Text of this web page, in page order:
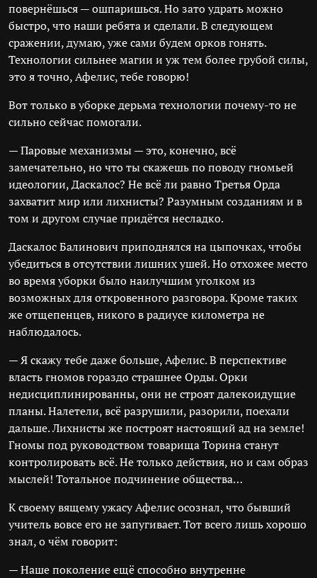
повернёшься — ошпаришься. Но зато удрать можно
быстро, что наши ребята и сделали. В следующем
сражении, думаю, уже сами будем орков гонять.
Технологии сильнее магии и уж тем более грубой силы,
это я точно, Афелис, тебе говорю!
Вот только в уборке дерьма технологии почему-то не
сильно сейчас помогали.
— Паровые механизмы — это, конечно, всё
замечательно, но что ты скажешь по поводу гномьей
идеологии, Даскалос? Не всё ли равно Третья Орда
захватит мир или лихнисты? Разумным созданиям и в
том и другом случае придётся несладко.
Даскалос Балинович приподнялся на цыпочках, чтобы
убедиться в отсутствии лишних ушей. Но отхожее место
во время уборки было наилучшим уголком из
возможных для откровенного разговора. Кроме таких
же отщепенцев, никого в радиусе километра не
наблюдалось.
— Я скажу тебе даже больше, Афелис. В перспективе
власть гномов гораздо страшнее Орды. Орки
недисциплинированны, они не строят далекоидущие
планы. Налетели, всё разрушили, разорили, поехали
дальше. Лихнисты же построят настоящий ад на земле!
Гномы под руководством товарища Торина станут
контролировать всё. Не только действия, но и сам образ
мыслей! Тотальное подчинение общества…
К своему вящему ужасу Афелис осознал, что бывший
учитель вовсе его не запугивает. Тот всего лишь хорошо
знал, о чём говорит:
— Наше поколение ещё способно внутренне